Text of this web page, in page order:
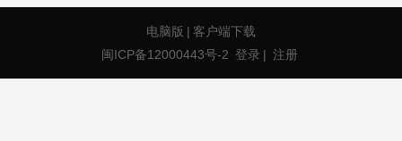
电脑版 | 客户端下载
闽ICP备12000443号-2 登录 | 注册